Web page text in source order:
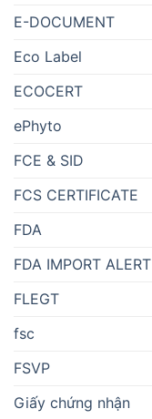
E-DOCUMENT
Eco Label
ECOCERT
ePhyto
FCE & SID
FCS CERTIFICATE
FDA
FDA IMPORT ALERT
FLEGT
fsc
FSVP
Giấy chứng nhận